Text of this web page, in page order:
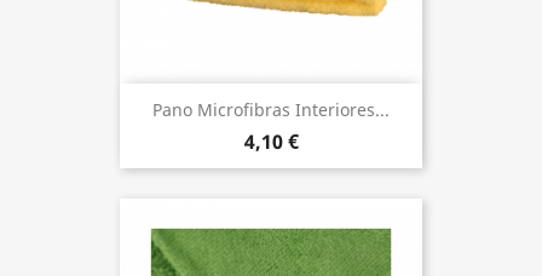
Pano Microfibras Interiores...
4,10 €